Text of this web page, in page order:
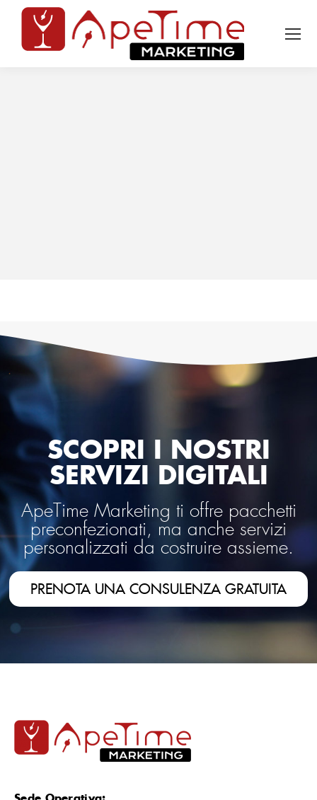
SCOPRI I NOSTRI
SERVIZI DIGITALI
ApeTime Marketing ti offre pacchetti
preconfezionati, ma anche servizi
personalizzati da costruire assieme.
PRENOTA UNA CONSULENZA GRATUITA